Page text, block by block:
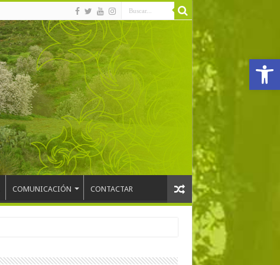
Abrir
COMUNICACIÓN CONTACTAR